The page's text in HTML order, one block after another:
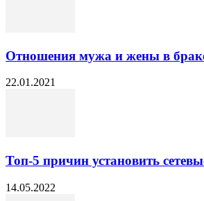
Отношения мужа и жены в
22.01.2021
Топ-5 причин установить
14.05.2022